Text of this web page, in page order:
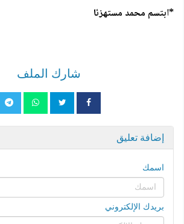
*ابتسم محمد مستهزئا
شارك الملف
إضافة تعليق
اسمك
بريدك الإلكتروني